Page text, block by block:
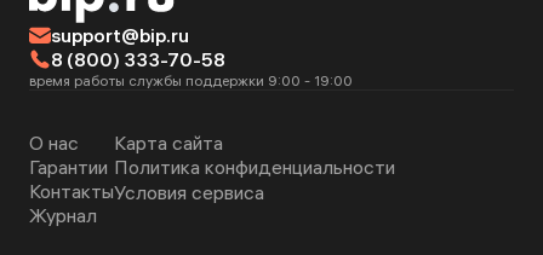
support@bip.ru
8 (800) 333-70-58
время работы службы поддержки 9:00 - 19:00
О нас
Гарантии
Контакты
Журнал
Карта сайта
Политика конфиденциальности
Условия сервиса